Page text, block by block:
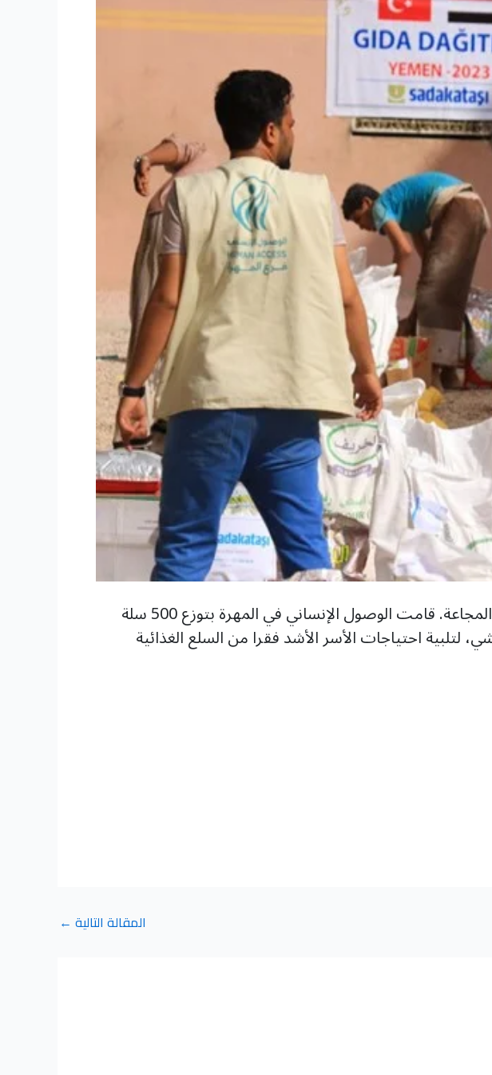
الوصول الإنساني: نواصل تقديم المساعدات الغذائية لمنع انزلاق الضعفاء إلى المجاعة. قامت الوصول الإنساني في المهرة بتوزع 500 سلة
احتياجات الأسر الأشد فقرا من السلع الغذائية
المقالة التالية ←